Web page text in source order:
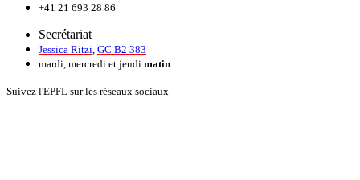
+41 21 693 28 86
Secrétariat
Jessica Ritzi GC B2 383
mardi, mercredi et jeudi matin
Suivez l'EPFL sur les réseaux sociaux